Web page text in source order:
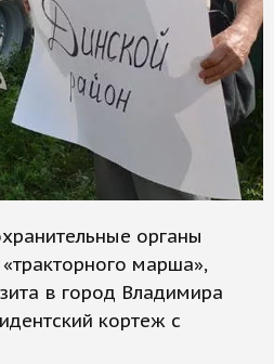
органы
марша»,
в город Владимира
кортеж с